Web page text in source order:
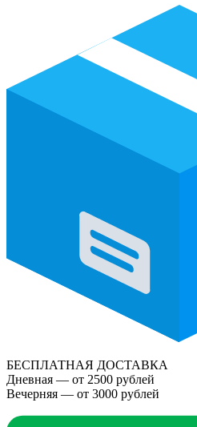
БЕСПЛАТНАЯ ДОСТАВКА
Дневная — от 2500 рублей
Вечерняя — от 3000 рублей